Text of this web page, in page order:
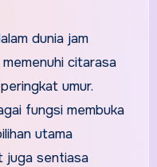
dunia jam
citarasa
umur.
fungsi membuka
utama
juga sentiasa